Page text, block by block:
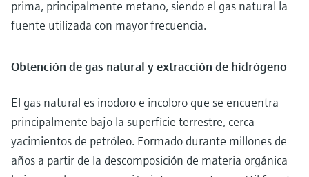
prima, principalmente metano, siendo el gas natural la
fuente utilizada con mayor frecuencia.
Obtención de gas natural y extracción de hidrógeno
El gas natural es inodoro e incoloro que se encuentra
principalmente bajo la superficie terrestre, cerca
yacimientos de petróleo. Formado durante millones de
años a partir de la descomposición de materia orgánica